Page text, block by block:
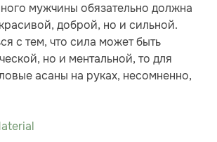
мужчины обязательно должна
доброй, но и сильной.
с тем, что сила может быть
но и ментальной, то для
асаны на руках, несомненно,